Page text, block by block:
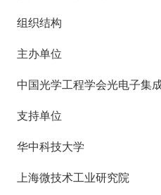
组织结构
主办单位
中国光学工程学会光电子集
支持单位
华中科技大学
上海微技术工业研究院